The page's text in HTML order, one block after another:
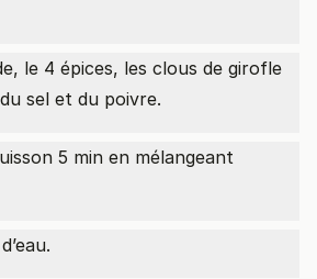
le 4 épices, les clous de girofle
sel et du poivre.
5 min en mélangeant